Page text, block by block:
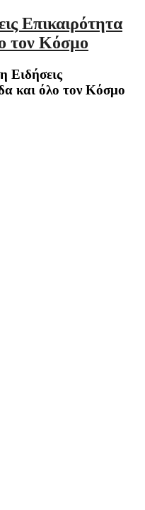
Επικαιρότητα
τον Κόσμο
Ειδήσεις
και όλο τον Κόσμο